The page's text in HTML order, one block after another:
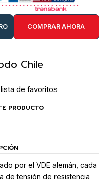
COMPRAR AHORA
Chile
de favoritos
PRODUCTO
por el VDE alemán, cada
de tensión de resistencia